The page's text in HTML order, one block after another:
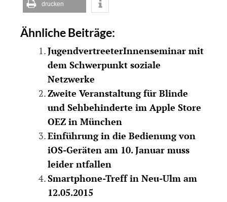
drucken
Ähnliche Beiträge:
JugendvertreeterInnenseminar mit
dem Schwerpunkt soziale
Netzwerke
Zweite Veranstaltung für Blinde
und Sehbehinderte im Apple Store
OEZ in München
Einführung in die Bedienung von
iOS-Geräten am 10. Januar muss
leider ntfallen
Smartphone-Treff in Neu-Ulm am
12.05.2015